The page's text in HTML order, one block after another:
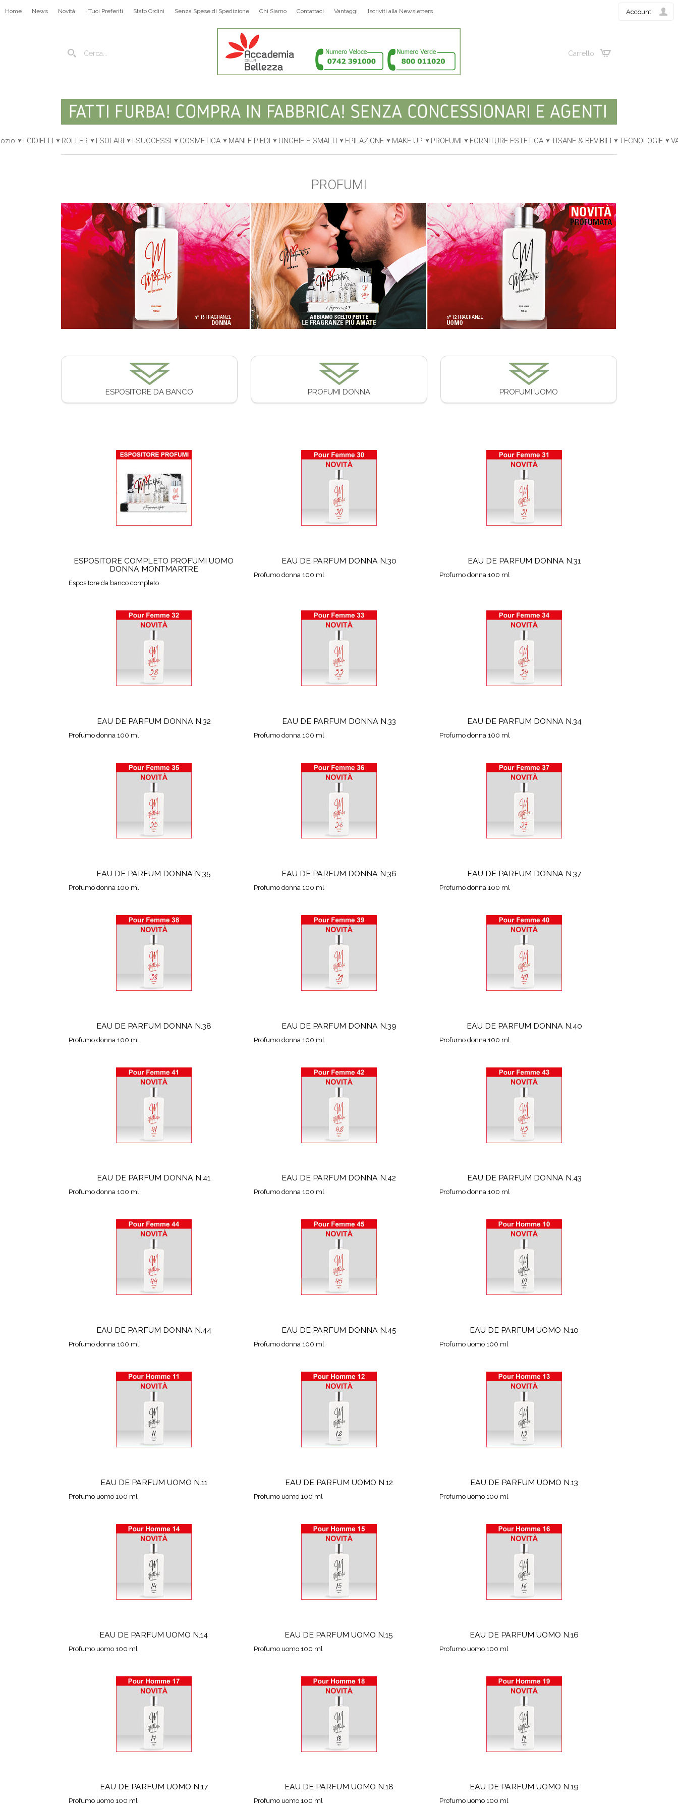
Carrello
Account
Home News Novità I Tuoi Preferiti Stato Ordini Senza Spese di Spedizione Chi Siamo Contattaci Vantaggi Iscriviti alla Newsletters
I GIOIELLI ROLLER I SOLARI I SUCCESSI COSMETICA MANI E PIEDI UNGHIE E SMALTI EPILAZIONE MAKE UP PROFUMI FORNITURE ESTETICA TISANE & BEVIBILI TECNOLOGIE
PROFUMI
ESPOSITORE DA BANCO PROFUMI DONNA PROFUMI UOMO
ESPOSITORE COMPLETO PROFUMI UOMO
DONNA MONTMARTRE
Espositore da banco completo
EAU DE PARFUM DONNA N.30
Profumo donna 100 ml
EAU DE PARFUM DONNA N.31
Profumo donna 100 ml
EAU DE PARFUM DONNA N.32
Profumo donna 100 ml
EAU DE PARFUM DONNA N.33
Profumo donna 100 ml
EAU DE PARFUM DONNA N.34
Profumo donna 100 ml
EAU DE PARFUM DONNA N.35
Profumo donna 100 ml
EAU DE PARFUM DONNA N.36
Profumo donna 100 ml
EAU DE PARFUM DONNA N.37
Profumo donna 100 ml
EAU DE PARFUM DONNA N.38
Profumo donna 100 ml
EAU DE PARFUM DONNA N.39
Profumo donna 100 ml
EAU DE PARFUM DONNA N.40
Profumo donna 100 ml
EAU DE PARFUM DONNA N.41
Profumo donna 100 ml
EAU DE PARFUM DONNA N.42
Profumo donna 100 ml
EAU DE PARFUM DONNA N.43
Profumo donna 100 ml
EAU DE PARFUM DONNA N.44
Profumo donna 100 ml
EAU DE PARFUM DONNA N.45
Profumo donna 100 ml
EAU DE PARFUM UOMO N.10
Profumo uomo 100 ml
EAU DE PARFUM UOMO N.11
Profumo uomo 100 ml
EAU DE PARFUM UOMO N.12
Profumo uomo 100 ml
EAU DE PARFUM UOMO N.13
Profumo uomo 100 ml
EAU DE PARFUM UOMO N.14
Profumo uomo 100 ml
EAU DE PARFUM UOMO N.15
Profumo uomo 100 ml
EAU DE PARFUM UOMO N.16
Profumo uomo 100 ml
EAU DE PARFUM UOMO N.17
Profumo uomo 100 ml
EAU DE PARFUM UOMO N.18
Profumo uomo 100 ml
EAU DE PARFUM UOMO N.19
Profumo uomo 100 ml